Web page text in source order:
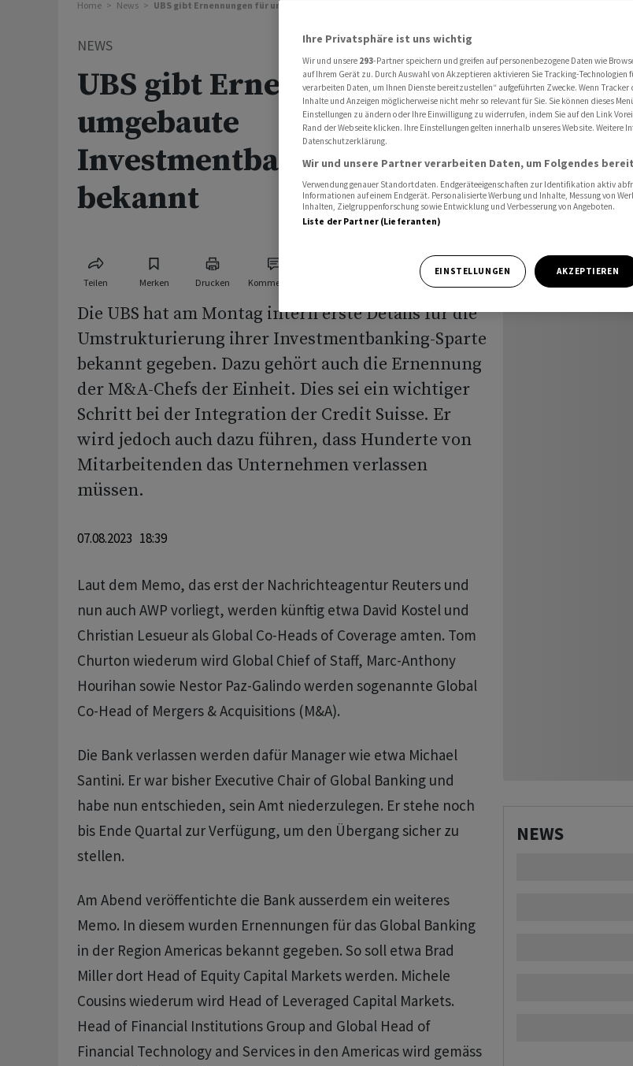
Home News UBS gibt Ernennungen für umgebaute Investmentbanking-Sparte bekannt
NEWS
UBS gibt Ernennungen für
umgebaute
Investmentbanking-Sparte
bekannt
Teilen Merken Drucken Kommentare
Die UBS hat am Montag intern erste Details für die
Umstrukturierung ihrer Investmentbanking-Sparte
bekannt gegeben. Dazu gehört auch die Ernennung
der M&A-Chefs der Einheit. Dies sei ein wichtiger
Schritt bei der Integration der Credit Suisse. Er
wird jedoch auch dazu führen, dass Hunderte von
Mitarbeitenden das Unternehmen verlassen
müssen.
07.08.2023 18:39
Laut dem Memo, das erst der Nachrichteagentur Reuters und
nun auch AWP vorliegt, werden künftig etwa David Kostel und
Christian Lesueur als Global Co-Heads of Coverage amten. Tom
Churton wiederum wird Global Chief of Staff, Marc-Anthony
Hourihan sowie Nestor Paz-Galindo werden sogenannte Global
Co-Head of Mergers & Acquisitions (M&A).
Die Bank verlassen werden dafür Manager wie etwa Michael
Santini. Er war bisher Executive Chair of Global Banking und
habe nun entschieden, sein Amt niederzulegen. Er stehe noch
bis Ende Quartal zur Verfügung, um den Übergang sicher zu
stellen.
Am Abend veröffentichte die Bank ausserdem ein weiteres
Memo. In diesem wurden Ernennungen für das Global Banking
in der Region Americas bekannt gegeben. So soll etwa Brad
Miller dort Head of Equity Capital Markets werden. Michele
Cousins wiederum wird Head of Leveraged Capital Markets.
Head of Financial Institutions Group and Global Head of
Financial Technology and Services in den Americas wird gemäss
NEWS
Ihre Privatsphäre ist uns wichtig
Wir und unsere 293-Partner speichern und greifen auf personenbezogene Daten wie
auf Ihrem Gerät zu. Durch Auswahl von Akzeptieren aktivieren Sie Tracking-Technologien
verarbeiten Daten, um Ihnen Dienste bereitzustellen“ aufgeführten Zwecke. Wenn
Inhalte und Anzeigen möglicherweise nicht mehr so relevant für Sie. Sie können dieses
Einstellungen zu ändern oder Ihre Einwilligung zu widerrufen, indem Sie auf den Link
Rand der Webseite klicken. Ihre Einstellungen gelten innerhalb unseres Website. Weitere
Datenschutzerklärung.
Wir und unsere Partner verarbeiten Daten, um Folgendes
Verwendung genauer Standortdaten. Endgeräteeigenschaften zur Identifikation aktiv
Informationen auf einem Endgerät. Personalisierte Werbung und Inhalte, Messung von
Inhalten, Zielgruppenforschung sowie Entwicklung und Verbesserung von Angeboten.
Liste der Partner (Lieferanten)
EINSTELLUNGEN AKZEPTIEREN